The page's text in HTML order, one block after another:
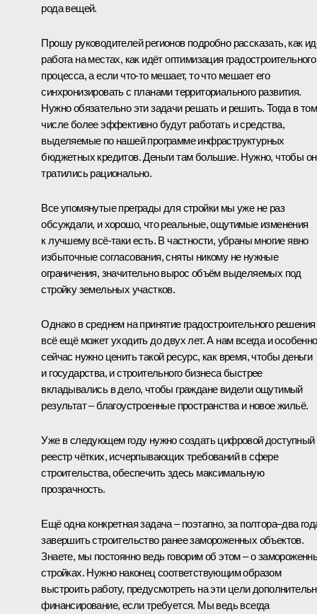
рода вещей.
Прошу руководителей регионов подробно рассказать, как
работа на местах, как идёт оптимизация градостроительного
процесса, а если что-то мешает, то что мешает его
синхронизировать с планами территориального развития.
Нужно обязательно эти задачи решать и решить. Тогда в том
числе более эффективно будут работать и средства,
выделяемые по нашей программе инфраструктурных
бюджетных кредитов. Деньги там большие. Нужно, чтобы
тратились рационально.
Все упомянутые преграды для стройки мы уже не раз
обсуждали, и хорошо, что реальные, ощутимые изменения
к лучшему всё-таки есть. В частности, убраны многие явно
избыточные согласования, сняты никому не нужные
ограничения, значительно вырос объём выделяемых под
стройку земельных участков.
Однако в среднем на принятие градостроительного решения
всё ещё может уходить до двух лет. А нам всегда и особенно
сейчас нужно ценить такой ресурс, как время, чтобы деньги
и государства, и строительного бизнеса быстрее
вкладывались в дело, чтобы граждане видели ощутимый
результат – благоустроенные пространства и новое жильё.
Уже в следующем году нужно создать цифровой доступный
реестр чётких, исчерпывающих требований в сфере
строительства, обеспечить здесь максимальную
прозрачность.
Ещё одна конкретная задача – поэтапно, за полтора–два
завершить строительство ранее замороженных объектов.
Знаете, мы постоянно ведь говорим об этом – о
стройках. Нужно наконец соответствующим образом
выстроить работу, предусмотреть на эти цели
финансирование, если требуется. Мы ведь всегда